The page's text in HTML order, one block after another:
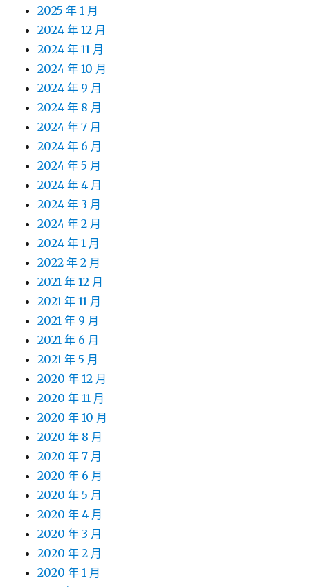
2025 年 1 月
2024 年 12 月
2024 年 11 月
2024 年 10 月
2024 年 9 月
2024 年 8 月
2024 年 7 月
2024 年 6 月
2024 年 5 月
2024 年 4 月
2024 年 3 月
2024 年 2 月
2024 年 1 月
2022 年 2 月
2021 年 12 月
2021 年 11 月
2021 年 9 月
2021 年 6 月
2021 年 5 月
2020 年 12 月
2020 年 11 月
2020 年 10 月
2020 年 8 月
2020 年 7 月
2020 年 6 月
2020 年 5 月
2020 年 4 月
2020 年 3 月
2020 年 2 月
2020 年 1 月